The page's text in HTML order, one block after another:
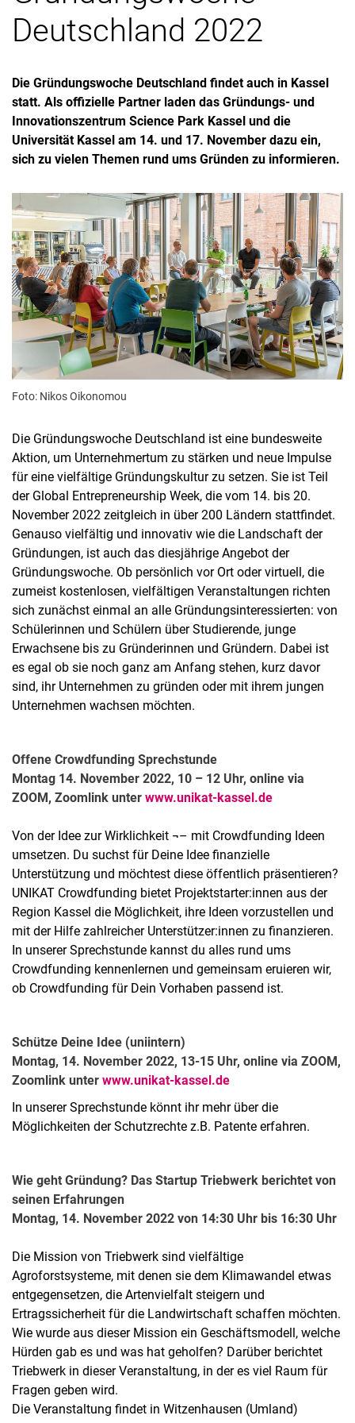
Deutschland 2022
Die Gründungswoche Deutschland findet auch in Kassel
statt. Als offizielle Partner laden das Gründungs- und
Innovationszentrum Science Park Kassel und die
Universität Kassel am 14. und 17. November dazu ein,
sich zu vielen Themen rund ums Gründen zu informieren.
Foto: Nikos Oikonomou
Die Gründungswoche Deutschland ist eine bundesweite
Aktion, um Unternehmertum zu stärken und neue Impulse
für eine vielfältige Gründungskultur zu setzen. Sie ist Teil
der Global Entrepreneurship Week, die vom 14. bis 20.
November 2022 zeitgleich in über 200 Ländern stattfindet.
Genauso vielfältig und innovativ wie die Landschaft der
Gründungen, ist auch das diesjährige Angebot der
Gründungswoche. Ob persönlich vor Ort oder virtuell, die
zumeist kostenlosen, vielfältigen Veranstaltungen richten
sich zunächst einmal an alle Gründungsinteressierten: von
Schülerinnen und Schülern über Studierende, junge
Erwachsene bis zu Gründerinnen und Gründern. Dabei ist
es egal ob sie noch ganz am Anfang stehen, kurz davor
sind, ihr Unternehmen zu gründen oder mit ihrem jungen
Unternehmen wachsen möchten.
Offene Crowdfunding Sprechstunde
Montag 14. November 2022, 10 – 12 Uhr, online via
ZOOM, Zoomlink unter www.unikat-kassel.de
Von der Idee zur Wirklichkeit ¬– mit Crowdfunding Ideen
umsetzen. Du suchst für Deine Idee finanzielle
Unterstützung und möchtest diese öffentlich präsentieren?
UNIKAT Crowdfunding bietet Projektstarter:innen aus der
Region Kassel die Möglichkeit, ihre Ideen vorzustellen und
mit der Hilfe zahlreicher Unterstützer:innen zu finanzieren.
In unserer Sprechstunde kannst du alles rund ums
Crowdfunding kennenlernen und gemeinsam eruieren wir,
ob Crowdfunding für Dein Vorhaben passend ist.
Schütze Deine Idee (uniintern)
Montag, 14. November 2022, 13-15 Uhr, online via ZOOM,
Zoomlink unter www.unikat-kassel.de
In unserer Sprechstunde könnt ihr mehr über die
Möglichkeiten der Schutzrechte z.B. Patente erfahren.
Wie geht Gründung? Das Startup Triebwerk berichtet von
seinen Erfahrungen
Montag, 14. November 2022 von 14:30 Uhr bis 16:30 Uhr
Die Mission von Triebwerk sind vielfältige
Agroforstsysteme, mit denen sie dem Klimawandel etwas
entgegensetzen, die Artenvielfalt steigern und
Ertragssicherheit für die Landwirtschaft schaffen möchten.
Wie wurde aus dieser Mission ein Geschäftsmodell, welche
Hürden gab es und was hat geholfen? Darüber berichtet
Triebwerk in dieser Veranstaltung, in der es viel Raum für
Fragen geben wird.
Die Veranstaltung findet in Witzenhausen (Umland)